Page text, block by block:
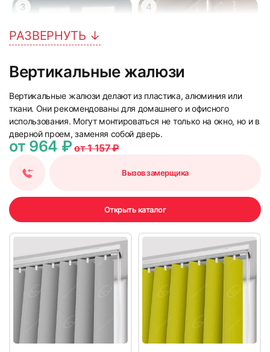
3 4
5 6
9 10
РАЗВЕРНУТЬ ↓
Вертикальные жалюзи
Вертикальные жалюзи делают из пластика, алюминия или
ткани. Они рекомендованы для домашнего и офисного
использования. Могут монтироваться не только на окно, но и в
дверной проем, заменяя собой дверь.
от 964 ₽от 1 157 ₽
Вызов замерщика
Открыть каталог